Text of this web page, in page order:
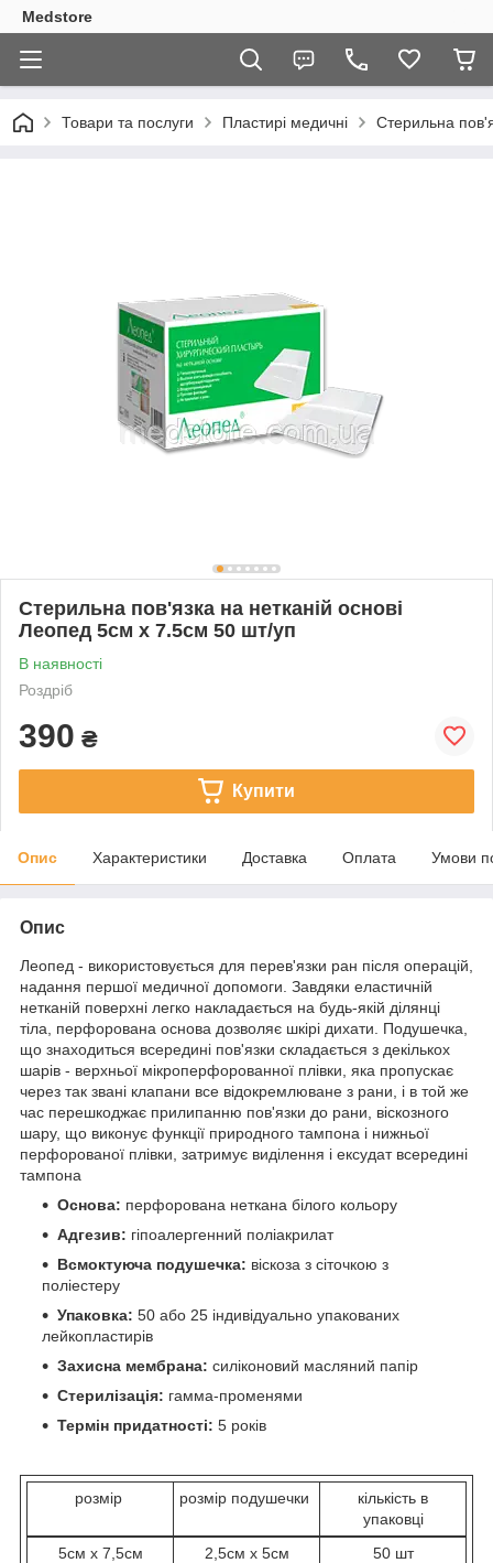
Medstore
Товари та послуги Пластирі медичні Стерильна
Стерильна пов'язка на нетканій основі
Леопед 5см х 7.5см 50 шт/уп
В наявності
Роздріб
390 ₴
Купити
Опис Характеристики Доставка Оплата Умови
Опис
Леопед - використовується для перев'язки ран після операцій,
надання першої медичної допомоги. Завдяки еластичній
нетканій поверхні легко накладається на будь-якій ділянці
тіла, перфорована основа дозволяє шкірі дихати. Подушечка,
що знаходиться всередині пов'язки складається з декількох
шарів - верхньої мікроперфорованної плівки, яка пропускає
через так звані клапани все відокремлюване з рани, і в той же
час перешкоджає прилипанню пов'язки до рани, віскозного
шару, що виконує функції природного тампона і нижньої
перфорованої плівки, затримує виділення і ексудат всередині
тампона
Основа: перфорована неткана білого кольору
Адгезив: гіпоалергенний поліакрилат
Всмоктуюча подушечка: віскоза з сіточкою з
поліестеру
Упаковка: 50 або 25 індивідуально упакованих
лейкопластирів
Захисна мембрана: силіконовий масляний папір
Стерилізація: гамма-променями
Термін придатності: 5 років
розмір розмір подушечки
кількість в
упаковці
5см х 7,5см
2,5см х 5см
50 шт